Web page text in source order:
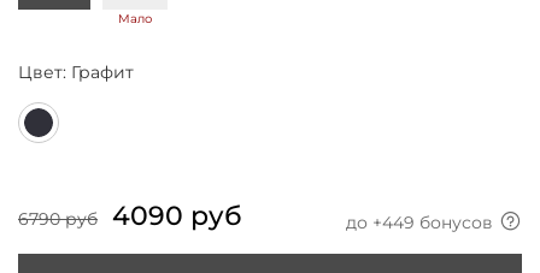
Мало
Цвет: Графит
6790 руб 4090 руб до +449 бонусов